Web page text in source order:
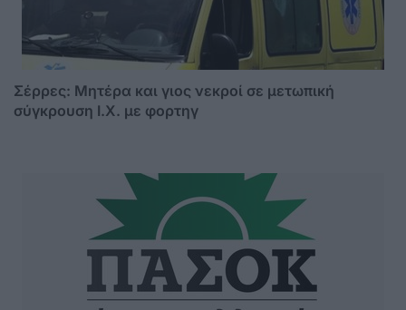
Σέρρες: Μητέρα και γιος νεκροί σε μετωπική
σύγκρουση Ι.Χ. με φορτηγ